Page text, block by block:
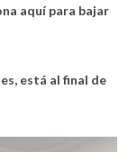
aquí para bajar
está al final de